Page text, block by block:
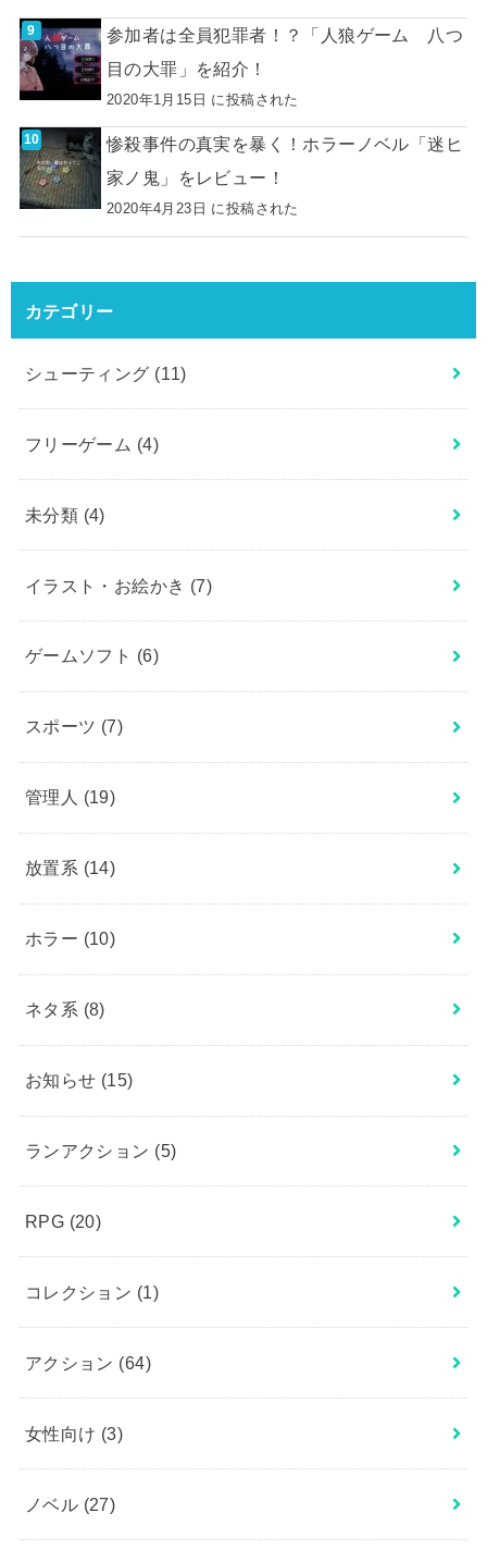
参加者は全員犯罪者！？「人狼ゲーム 八つ
目の大罪」を紹介！
2020年1月15日 に投稿された
惨殺事件の真実を暴く！ホラーノベル「迷ヒ
家ノ鬼」をレビュー！
2020年4月23日 に投稿された
カテゴリー
シューティング (11)
フリーゲーム (4)
未分類 (4)
イラスト・お絵かき (7)
ゲームソフト (6)
スポーツ (7)
管理人 (19)
放置系 (14)
ホラー (10)
ネタ系 (8)
お知らせ (15)
ランアクション (5)
RPG (20)
コレクション (1)
アクション (64)
女性向け (3)
ノベル (27)